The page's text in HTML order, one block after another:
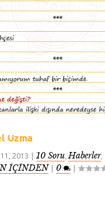
Uzma
2013 |10 Soru,Haberler,
İÇİNDEN| 0 |